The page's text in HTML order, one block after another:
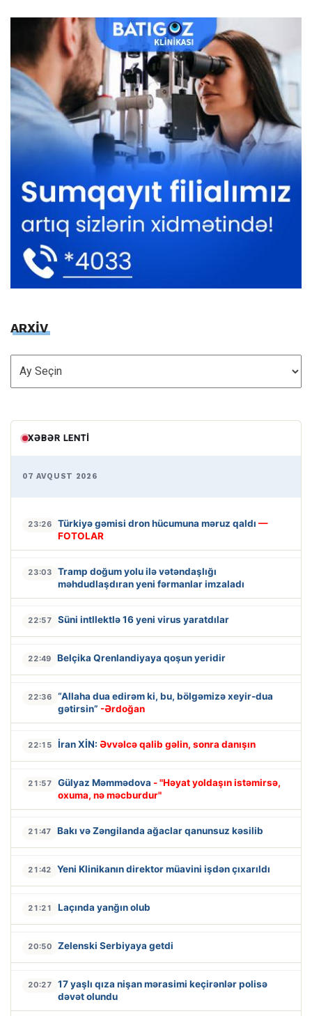
ARXİV
ARXİV
XƏBƏR LENTI
07 AVQUST 2026
23:26 Türkiyə gəmisi dron hücumuna məruz qaldı —
FOTOLAR
23:03
Tramp doğum yolu ilə vətəndaşlığı
məhdudlaşdıran yeni fərmanlar imzaladı
22:57 Süni intllektlə 16 yeni virus yaratdılar
22:49 Belçika Qrenlandiyaya qoşun yeridir
22:36
“Allaha dua edirəm ki, bu, bölgəmizə xeyir-dua
gətirsin” -Ərdoğan
22:15 İran XİN: Əvvəlcə qalib gəlin, sonra danışın
21:57 Gülyaz Məmmədova - "Həyat yoldaşın istəmirsə,
oxuma, nə məcburdur"
21:47 Bakı və Zəngilanda ağaclar qanunsuz kəsilib
21:42 Yeni Klinikanın direktor müavini işdən çıxarıldı
21:21 Laçında yanğın olub
20:50 Zelenski Serbiyaya getdi
20:27
17 yaşlı qıza nişan mərasimi keçirənlər polisə
dəvət olundu